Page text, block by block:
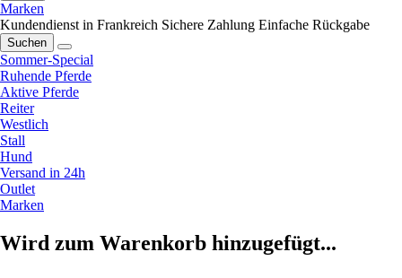
Marken
Kundendienst in Frankreich Sichere Zahlung Einfache Rückgabe
Suchen
Sommer-Special
Ruhende Pferde
Aktive Pferde
Reiter
Westlich
Stall
Hund
Versand in 24h
Outlet
Marken
Wird zum Warenkorb hinzugefügt...